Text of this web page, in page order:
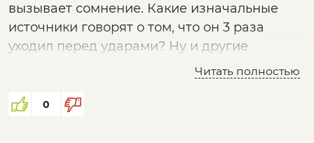
вызывает сомнение. Какие изначальные
источники говорят о том, что он 3 раза
уходил перед ударами? Ну и другие
некоторые факты говорят о том, что может
чтобы свои же с ним рассправились?
Читать полностью
0